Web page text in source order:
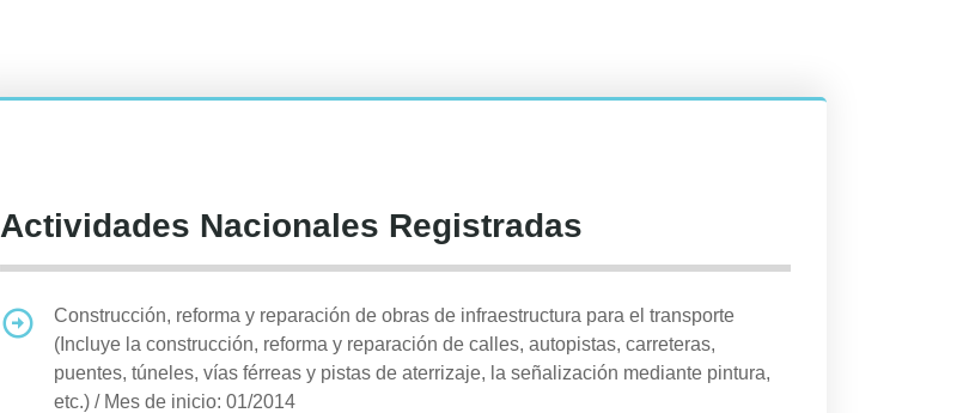
Actividades Nacionales Registradas
Construcción, reforma y reparación de obras de infraestructura para el transporte
(Incluye la construcción, reforma y reparación de calles, autopistas, carreteras,
puentes, túneles, vías férreas y pistas de aterrizaje, la señalización mediante pintura,
etc.) / Mes de inicio: 01/2014